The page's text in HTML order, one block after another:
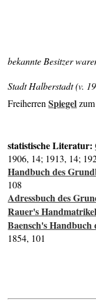
bekannte Besitzer
Stadt Halberstadt (v.
FreiherrenSpiegel
statistische Literatur:
1906, 14; 1913, 14;
Handbuch des
108
Adressbuch des
Rauer's
Baensch's Handbuch
1854, 101